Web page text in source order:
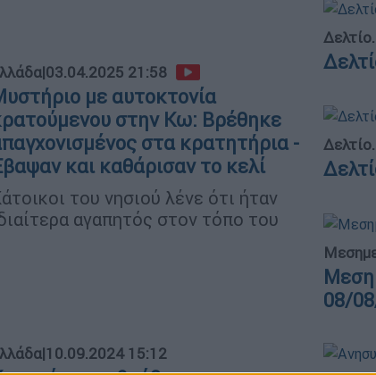
|03.04.2025 21:58
με αυτοκτονία
στην Κω: Βρέθηκε
στα κρατητήρια -
και καθάρισαν το κελί
του νησιού λένε ότι ήταν
αγαπητός στον τόπο του
|10.09.2024 15:12
08/